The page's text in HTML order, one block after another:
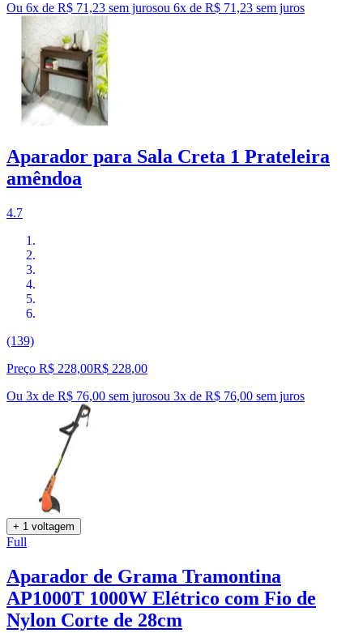
Ou 6x de R$ 71,23 sem jurosou 6x de R$ 71,23 sem juros
Aparador para Sala Creta 1 Prateleira
amêndoa
4.7
(139)
Preço R$ 228,00R$ 228,00
Ou 3x de R$ 76,00 sem jurosou 3x de R$ 76,00 sem juros
+ 1 voltagem
Full
Aparador de Grama Tramontina
AP1000T 1000W Elétrico com Fio de
Nylon Corte de 28cm